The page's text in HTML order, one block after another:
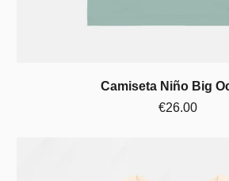
Camiseta Niño Big
€26.00